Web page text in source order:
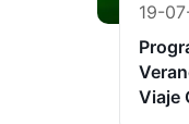
19-
Viaje